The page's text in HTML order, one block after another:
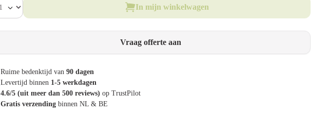
In mijn winkelwagen
Vraag offerte aan
Ruime bedenktijd van 90 dagen
Levertijd binnen 1-5 werkdagen
4.6/5 (uit meer dan 500 reviews) op TrustPilot
Gratis verzending binnen NL & BE